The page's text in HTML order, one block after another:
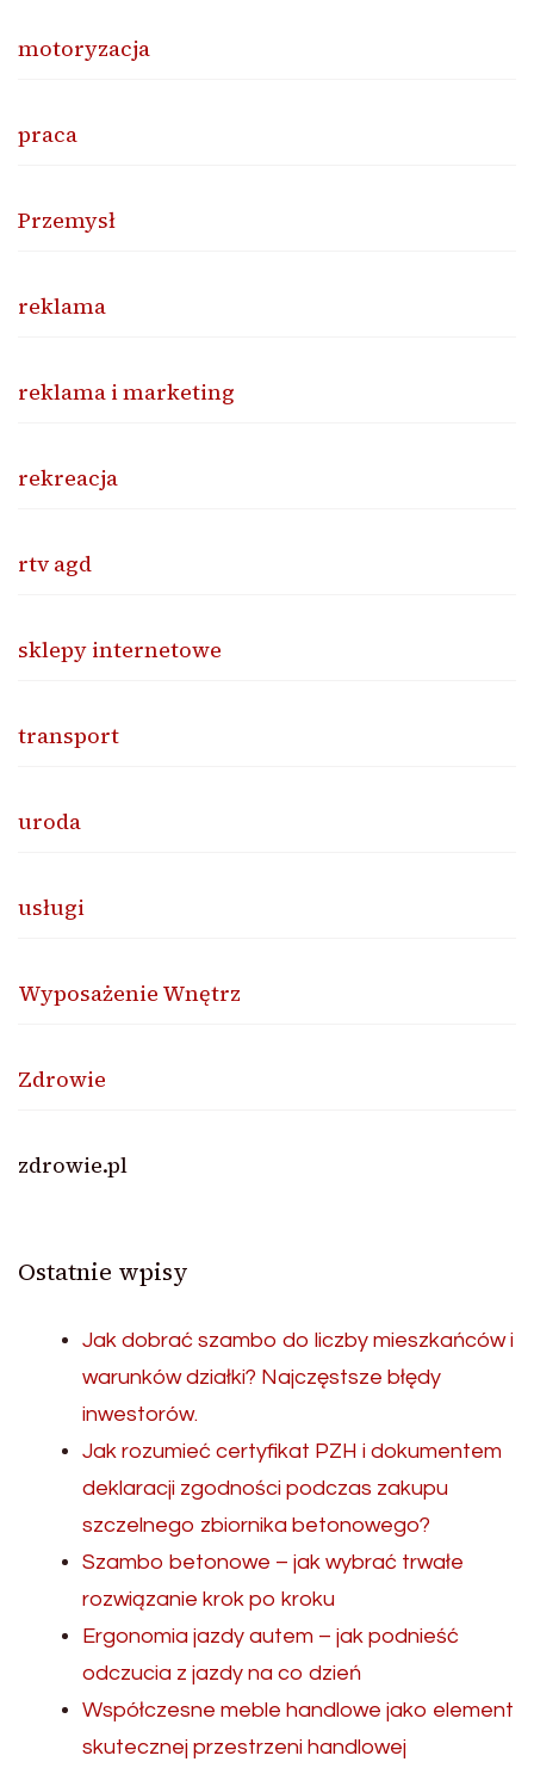
motoryzacja
praca
Przemysł
reklama
reklama i marketing
rekreacja
rtv agd
sklepy internetowe
transport
uroda
usługi
Wyposażenie Wnętrz
Zdrowie
zdrowie.pl
Ostatnie wpisy
Jak dobrać szambo do liczby mieszkańców i
warunków działki? Najczęstsze błędy
inwestorów.
Jak rozumieć certyfikat PZH i dokumentem
deklaracji zgodności podczas zakupu
szczelnego zbiornika betonowego?
Szambo betonowe – jak wybrać trwałe
rozwiązanie krok po kroku
Ergonomia jazdy autem – jak podnieść
odczucia z jazdy na co dzień
Współczesne meble handlowe jako element
skutecznej przestrzeni handlowej